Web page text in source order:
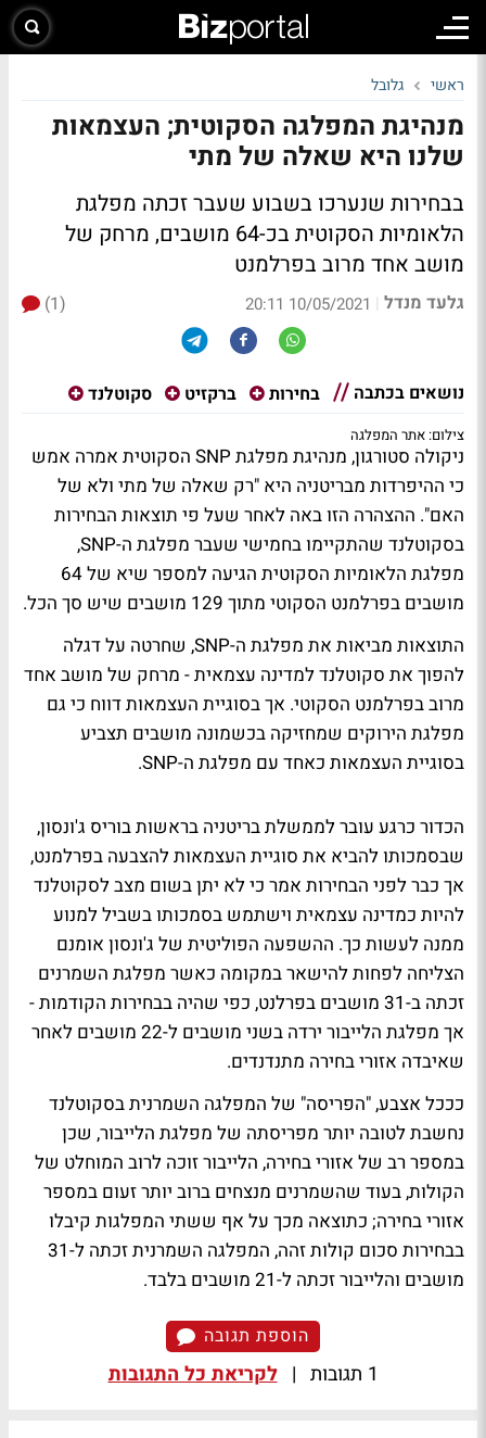
ראשי גלובל
מנהיגת המפלגה הסקוטית; העצמאות
שלנו היא שאלה של מתי
בבחירות שנערכו בשבוע שעבר זכתה מפלגת
הלאומיות הסקוטית בכ-64 מושבים, מרחק של
מושב אחד מרוב בפרלמנט
גלעד מנדל |
10/05/2021 20:11
(1)
נושאים בכתבה בחירות ברקזיט סקוטלנד
צילום: אתר המפלגה
ניקולה סטורגון, מנהיגת מפלגת SNP הסקוטית אמרה אמש
כי ההיפרדות מבריטניה היא "רק שאלה של מתי ולא של
האם". ההצהרה הזו באה לאחר שעל פי תוצאות הבחירות
בסקוטלנד שהתקיימו בחמישי שעבר מפלגת ה-SNP,
מפלגת הלאומיות הסקוטית הגיעה למספר שיא של 64
מושבים בפרלמנט הסקוטי מתוך 129 מושבים שיש סך הכל.
התוצאות מביאות את מפלגת ה-SNP, שחרטה על דגלה
להפוך את סקוטלנד למדינה עצמאית - מרחק של מושב אחד
מרוב בפרלמנט הסקוטי. אך בסוגיית העצמאות דווח כי גם
מפלגת הירוקים שמחזיקה בכשמונה מושבים תצביע
בסוגיית העצמאות כאחד עם מפלגת ה-SNP.
הכדור כרגע עובר לממשלת בריטניה בראשות בוריס ג'ונסון,
שבסמכותו להביא את סוגיית העצמאות להצבעה בפרלמנט,
אך כבר לפני הבחירות אמר כי לא יתן בשום מצב לסקוטלנד
להיות כמדינה עצמאית וישתמש בסמכותו בשביל למנוע
ממנה לעשות כך. ההשפעה הפוליטית של ג'ונסון אומנם
הצליחה לפחות להישאר במקומה כאשר מפלגת השמרנים
זכתה ב-31 מושבים בפרלנט, כפי שהיה בבחירות הקודמות -
אך מפלגת הלייבור ירדה בשני מושבים ל-22 מושבים לאחר
שאיבדה אזורי בחירה מתנדנדים.
כככל אצבע, "הפריסה" של המפלגה השמרנית בסקוטלנד
נחשבת לטובה יותר מפריסתה של מפלגת הלייבור, שכן
במספר רב של אזורי בחירה, הלייבור זוכה לרוב המוחלט של
הקולות, בעוד שהשמרנים מנצחים ברוב יותר זעום במספר
אזורי בחירה; כתוצאה מכך על אף ששתי המפלגות קיבלו
בבחירות סכום קולות זהה, המפלגה השמרנית זכתה ל-31
מושבים והלייבור זכתה ל-21 מושבים בלבד.
הוספת תגובה
1 תגובות | לקריאת כל התגובות